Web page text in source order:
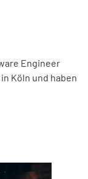
Engineer
Köln und haben